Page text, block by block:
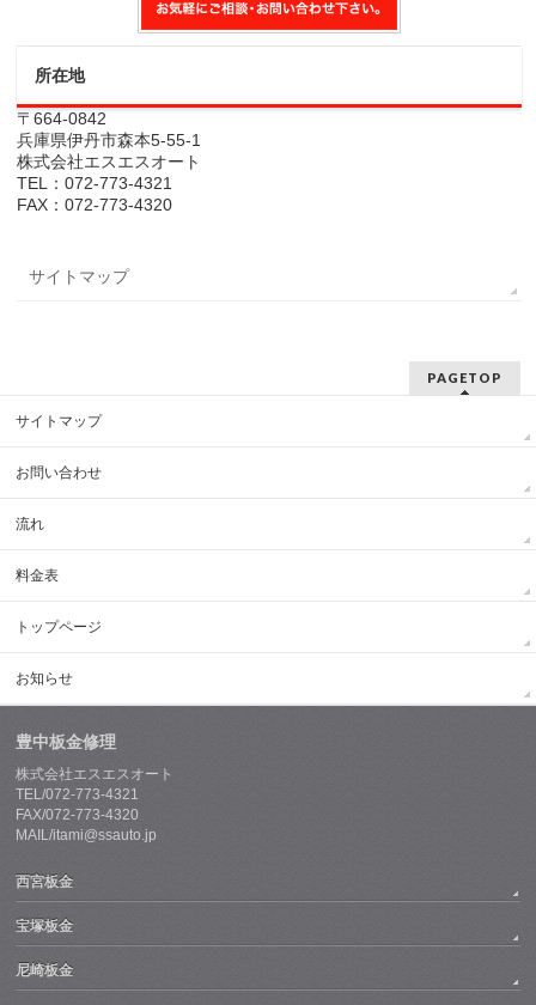
所在地
〒664-0842
兵庫県伊丹市森本5-55-1
株式会社エスエスオート
TEL：072-773-4321
FAX：072-773-4320
サイトマップ
PAGETOP
サイトマップ
お問い合わせ
流れ
料金表
トップページ
お知らせ
豊中板金修理
株式会社エスエスオート
TEL/072-773-4321
FAX/072-773-4320
MAIL/itami@ssauto.jp
西宮板金
宝塚板金
尼崎板金